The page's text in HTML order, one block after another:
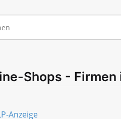
Shops - Firmen